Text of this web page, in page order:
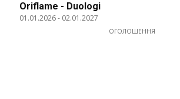
Oriflame - Duologi
01.01.2026- 02.01.2027
ОГОЛОШЕННЯ